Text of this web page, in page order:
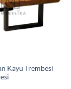
Kayu Trembesi